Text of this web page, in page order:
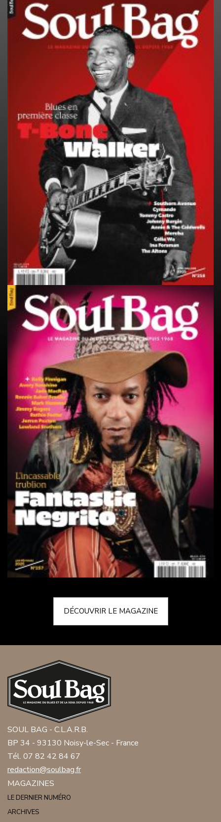
DÉCOUVRIR LE MAGAZINE
SOUL BAG - C.L.A.R.B.
BP 34 - 93130 Noisy-le-Sec - France
Tél. 07 82 42 84 67
redaction@soulbag.fr
MAGAZINES
LE DERNIER NUMÉRO
ARCHIVES